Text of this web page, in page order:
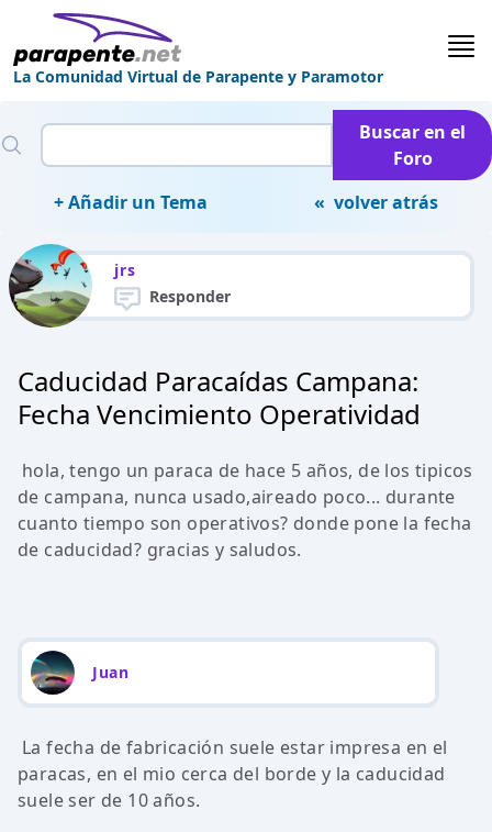
La Comunidad Virtual de Parapente y Paramotor
Buscar en el
Foro
+ Añadir un Tema
« volver atrás
jrs
Responder
Caducidad Paracaídas Campana:
Fecha Vencimiento Operatividad
hola, tengo un paraca de hace 5 años, de los tipicos
de campana, nunca usado,aireado poco... durante
cuanto tiempo son operativos? donde pone la fecha
de caducidad? gracias y saludos.
Juan
La fecha de fabricación suele estar impresa en el
paracas, en el mio cerca del borde y la caducidad
suele ser de 10 años.